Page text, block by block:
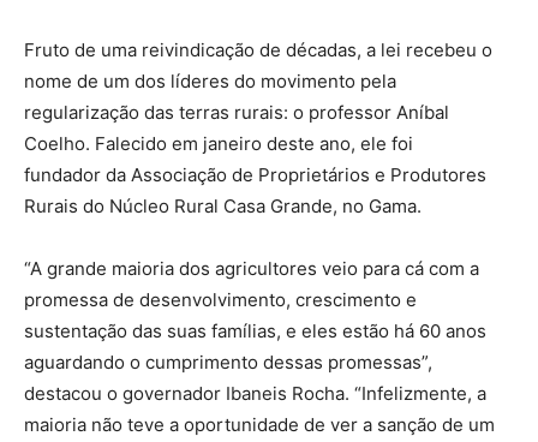
Fruto de uma reivindicação de décadas, a lei recebeu o
nome de um dos líderes do movimento pela
regularização das terras rurais: o professor Aníbal
Coelho. Falecido em janeiro deste ano, ele foi
fundador da Associação de Proprietários e Produtores
Rurais do Núcleo Rural Casa Grande, no Gama.
“A grande maioria dos agricultores veio para cá com a
promessa de desenvolvimento, crescimento e
sustentação das suas famílias, e eles estão há 60 anos
aguardando o cumprimento dessas promessas”,
destacou o governador Ibaneis Rocha. “Infelizmente, a
maioria não teve a oportunidade de ver a sanção de um